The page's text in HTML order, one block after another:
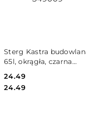
Sterg Kastra
65l, okrągła, czarna
Cena:
24.49
Cena:
24.49
DO KOSZYKA